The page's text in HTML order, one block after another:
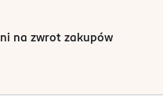
na zwrot zakupów